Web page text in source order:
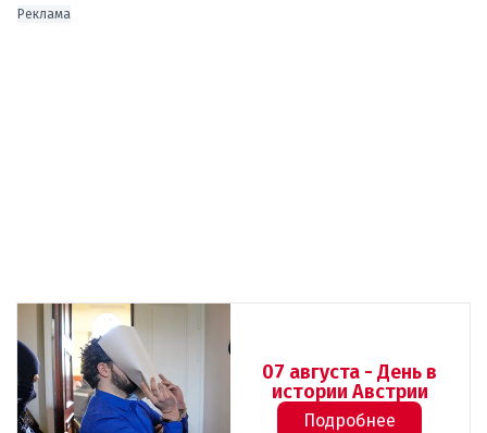
Реклама
07 августа - День в
истории Австрии
Подробнее